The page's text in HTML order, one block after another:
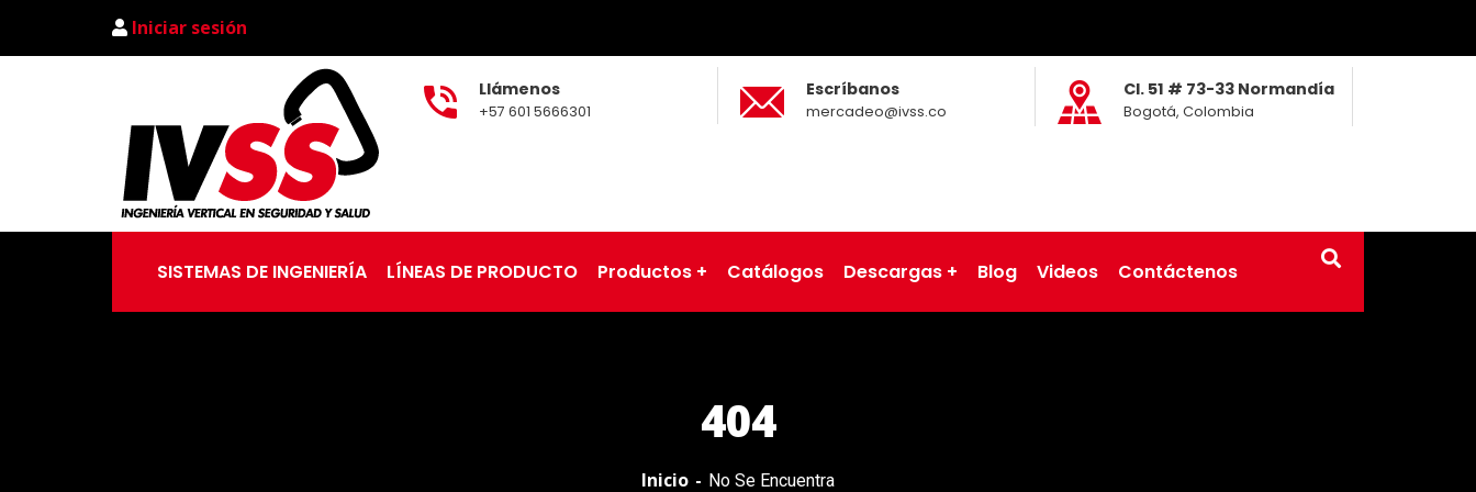
Iniciar sesión
Llámenos
+57 601 5666301
Escríbanos
mercadeo@ivss.co
Cl. 51 # 73-33 Normandía
Bogotá, Colombia
SISTEMAS DE INGENIERÍA LÍNEAS DE PRODUCTO Productos Catálogos Descargas Blog Videos Contáctenos
404
Inicio No Se Encuentra